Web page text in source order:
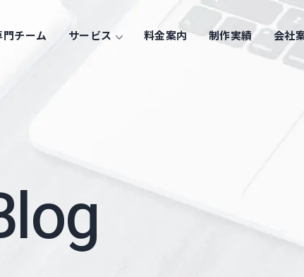
門チーム サービス 料金案内 制作実績 会社